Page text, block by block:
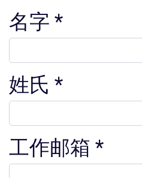
名字
姓氏
工作邮箱